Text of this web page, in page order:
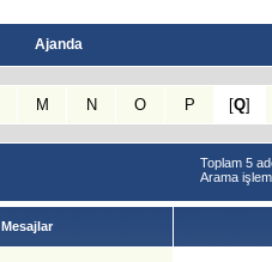
Ajanda
M N O P [Q]
Toplam 5
Arama
Mesajlar